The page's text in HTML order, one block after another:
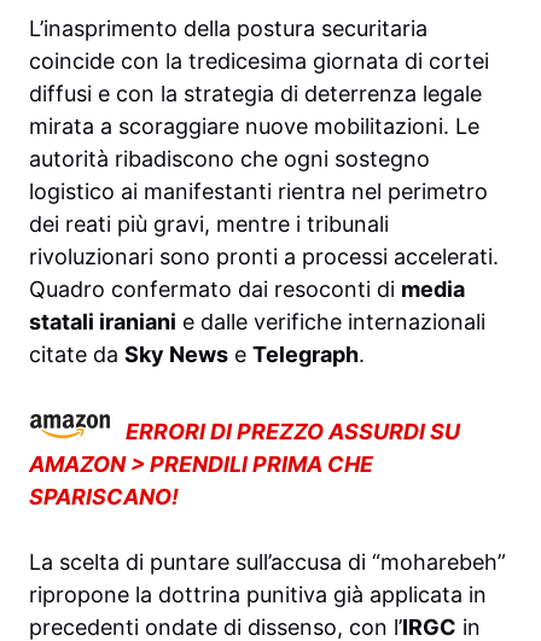
L’inasprimento della postura securitaria
coincide con la tredicesima giornata di cortei
diffusi e con la strategia di deterrenza legale
mirata a scoraggiare nuove mobilitazioni. Le
autorità ribadiscono che ogni sostegno
logistico ai manifestanti rientra nel perimetro
dei reati più gravi, mentre i tribunali
rivoluzionari sono pronti a processi accelerati.
Quadro confermato dai resoconti di media
statali iraniani e dalle verifiche internazionali
citate da Sky News e Telegraph.
ERRORI DI PREZZO ASSURDI SU
AMAZON > PRENDILI PRIMA CHE
SPARISCANO!
La scelta di puntare sull’accusa di “moharebeh”
ripropone la dottrina punitiva già applicata in
precedenti ondate di dissenso, con l’IRGC in